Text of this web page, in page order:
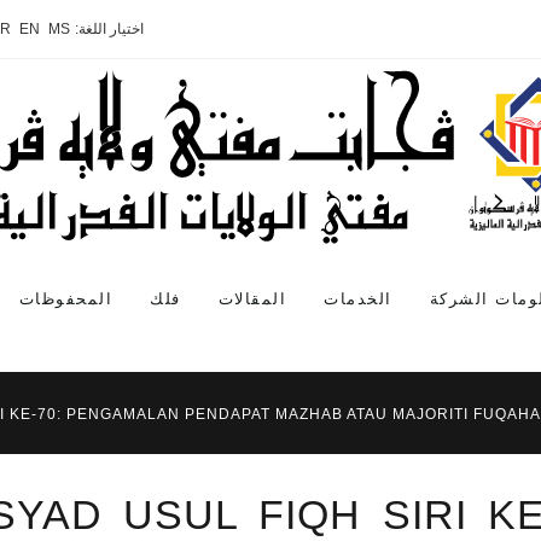
اختيار اللغة: MS
EN
الشركة الخدمات المقالات فلك المحفوظات
KE-70: PENGAMALAN PENDAPAT MAZHAB ATAU MAJORITI
USUL FIQH SIRI